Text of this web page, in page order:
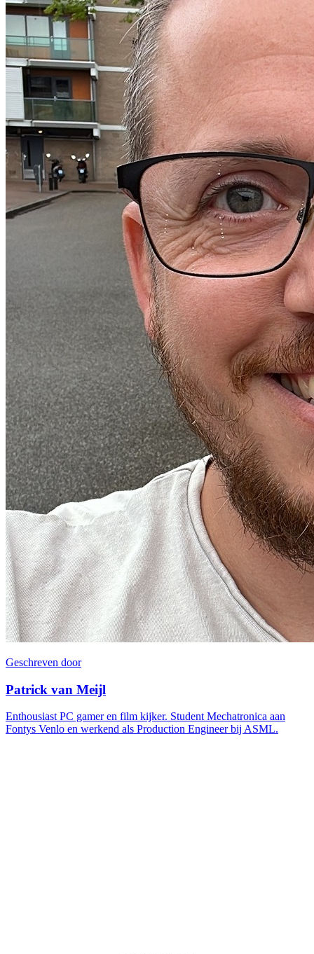
Geschreven door
Patrick van Meijl
Enthousiast PC gamer en film kijker. Student Mechatronica aan
Fontys Venlo en werkend als Production Engineer bij ASML.